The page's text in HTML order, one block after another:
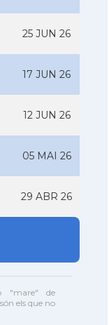
25 JUN 26
17 JUN 26
12 JUN 26
05 MAI 26
29 ABR 26
"mare" de
els que no